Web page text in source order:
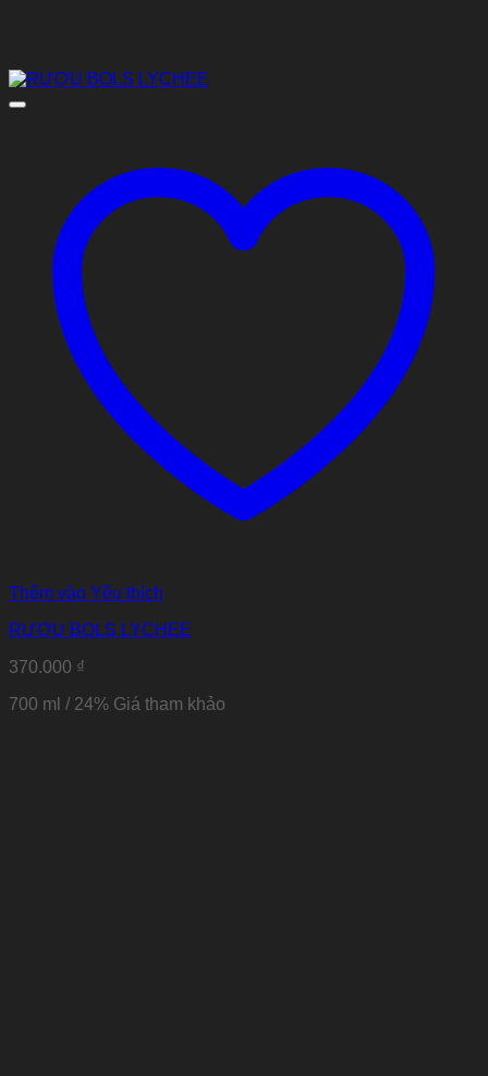
Thêm vào Yêu thích
RƯỢU BOLS LYCHEE
370.000 ₫
700 ml / 24% Giá tham khảo